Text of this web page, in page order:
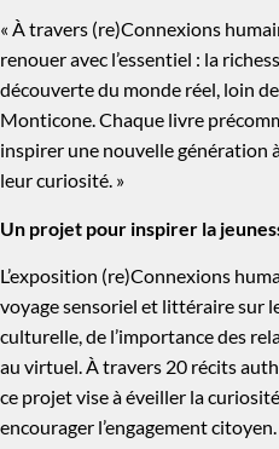
« À travers (re)Connexions
renouer avec l’essentiel : la
découverte du monde réel, loin
Monticone. Chaque livre
inspirer une nouvelle génération
leur curiosité. »
Un projet pour inspirer la
L’exposition (re)Connexions
voyage sensoriel et littéraire sur
culturelle, de l’importance des
au virtuel. À travers 20 récits
ce projet vise à éveiller la
encourager l’engagement citoyen.